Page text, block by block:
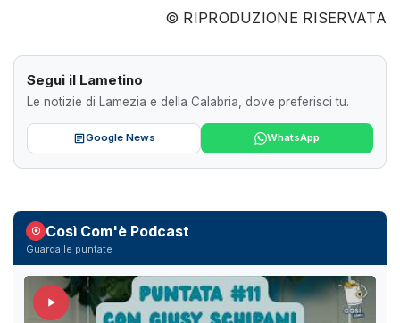
© RIPRODUZIONE RISERVATA
Segui il Lametino
Le notizie di Lamezia e della Calabria, dove preferisci tu.
Google News WhatsApp
Così Com'è Podcast
Guarda le puntate